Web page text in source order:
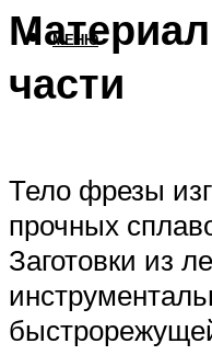
МЕНЮ
части
Тело фрезы
прочных
Заготовки из